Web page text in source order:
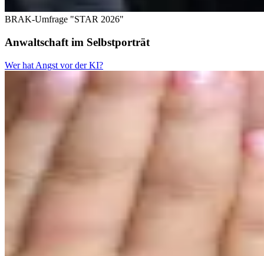
BRAK-Umfrage "STAR 2026"
Anwaltschaft im Selbstporträt
Wer hat Angst vor der KI?